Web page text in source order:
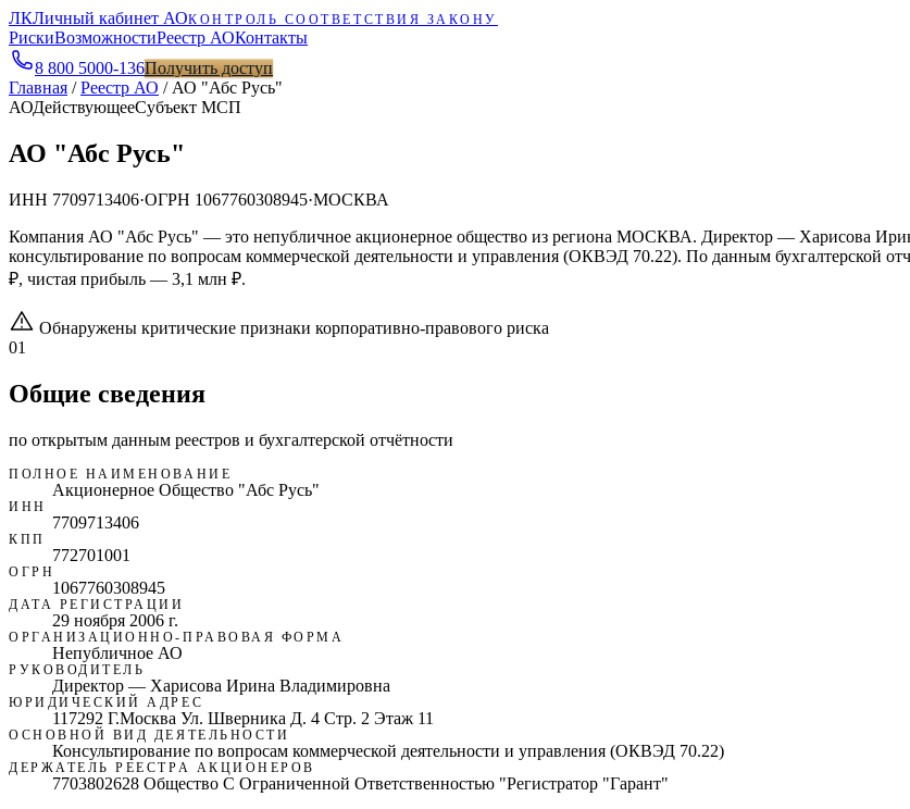
ЛКЛичный кабинет АОКОНТРОЛЬ СООТВЕТСТВИЯ ЗАКОНУ
РискиВозможностиРеестр АОКонтакты
8 800 5000-136Получить доступ
Главная /Реестр АО / АО "Абс Русь"
АОДействующееСубъект МСП
АО "Абс Русь"
ИНН 7709713406·ОГРН 1067760308945·МОСКВА
Компания АО "Абс Русь" — это непубличное акционерное общество из региона МОСКВА. Директор — Харисова
консультирование по вопросам коммерческой деятельности и управления (ОКВЭД 70.22). По данным бухгалтерской
₽, чистая прибыль — 3,1 млн ₽.
Обнаружены критические признаки корпоративно-правового риска
01
Общие сведения
по открытым данным реестров и бухгалтерской отчётности
ПОЛНОЕ НАИМЕНОВАНИЕ
Акционерное Общество "Абс Русь"
ИНН
7709713406
КПП
772701001
ОГРН
1067760308945
ДАТА РЕГИСТРАЦИИ
29 ноября 2006 г.
ОРГАНИЗАЦИОННО-ПРАВОВАЯ ФОРМА
Непубличное АО
РУКОВОДИТЕЛЬ
Директор — Харисова Ирина Владимировна
ЮРИДИЧЕСКИЙ АДРЕС
117292 Г.Москва Ул. Шверника Д. 4 Стр. 2 Этаж 11
ОСНОВНОЙ ВИД ДЕЯТЕЛЬНОСТИ
Консультирование по вопросам коммерческой деятельности и управления (ОКВЭД 70.22)
ДЕРЖАТЕЛЬ РЕЕСТРА АКЦИОНЕРОВ
7703802628 Общество С Ограниченной Ответственностью "Регистратор "Гарант"